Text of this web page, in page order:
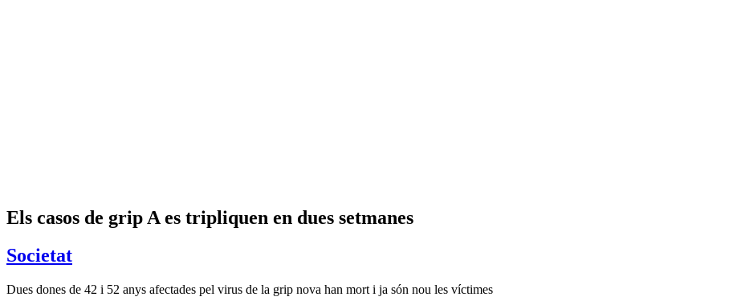
Els casos de grip A es tripliquen en dues setmanes
Societat
Dues dones de 42 i 52 anys afectades pel virus de la grip nova han mort i ja són nou les víctimes